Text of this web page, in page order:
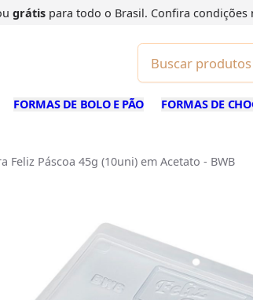
grátispara todo o Brasil. Confira condições
FORMAS DE BOLO E PÃO FORMAS DE
Feliz Páscoa 45g (10uni) em Acetato - BWB